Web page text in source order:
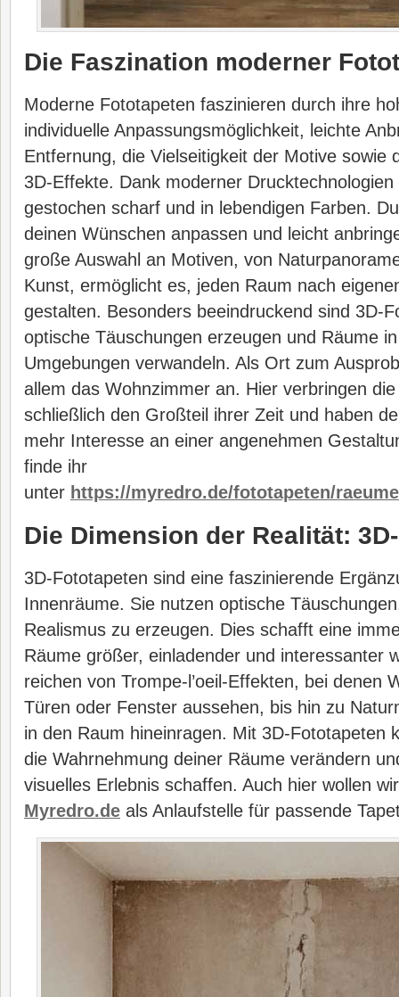
Die Faszination moderner
Moderne Fototapeten faszinieren durch ihre
individuelle Anpassungsmöglichkeit, leichte
Entfernung, die Vielseitigkeit der Motive sowie
3D-Effekte. Dank moderner
gestochen scharf und in lebendigen Farben.
deinen Wünschen anpassen und leicht
große Auswahl an Motiven, von
Kunst, ermöglicht es, jeden Raum nach
gestalten. Besonders beeindruckend sind 3D-
optische Täuschungen erzeugen und Räume
Umgebungen verwandeln. Als Ort zum
allem das Wohnzimmer an. Hier verbringen
schließlich den Großteil ihrer Zeit und haben
mehr Interesse an einer angenehmen
finde ihr
unter https://myredro.de/fototapeten/
Die Dimension der Realität:
3D-Fototapeten sind eine faszinierende
Innenräume. Sie nutzen optische
Realismus zu erzeugen. Dies schafft eine
Räume größer, einladender und interessanter
reichen von Trompe-l’oeil-Effekten, bei denen
Türen oder Fenster aussehen, bis hin zu
in den Raum hineinragen. Mit 3D-Fototapeten
die Wahrnehmung deiner Räume verändern
visuelles Erlebnis schaffen. Auch hier wollen
Myredro.de als Anlaufstelle für passende